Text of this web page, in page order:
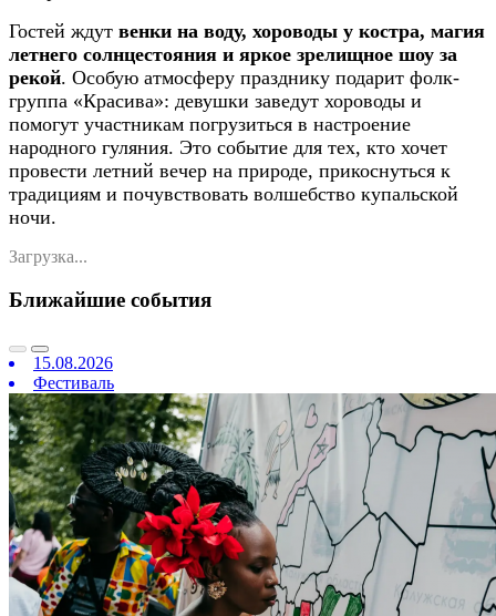
Гостей ждут венки на воду, хороводы у костра, магия
летнего солнцестояния и яркое зрелищное шоу за
рекой. Особую атмосферу празднику подарит фолк-
группа «Красива»: девушки заведут хороводы и
помогут участникам погрузиться в настроение
народного гуляния. Это событие для тех, кто хочет
провести летний вечер на природе, прикоснуться к
традициям и почувствовать волшебство купальской
ночи.
Загрузка...
Ближайшие события
15.08.2026
Фестиваль